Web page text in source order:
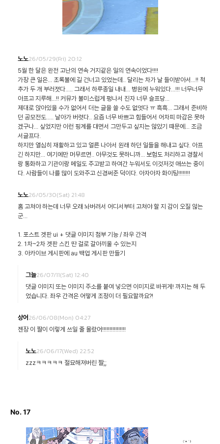
노노26/05/29(Fri) 20:12
5월 한 달은 완전 고난의 연속 거지같은 일의 연속이었다!!!!
가장 큰 일은... 초록불에 길 건너고 있었는데.. 달리는 차가 날 들이받아서...!! 척
추가 두 개 부러졋다..... 그래서 하루종일 내내... 병원에 누워있다...!!! 너무너무
아프고 지루해...!! 커뮤가 불미스럽게 펑나서 진자 너무 슬프당...
제대로 앉아있을 수가 없어서 더는 글을 쓸 수도 없엇다 ㅠ 흑흑... 그래서 준비하
던 공모전도..... 날아가 버렷다.. 요즘 너무 바쁘고 힘들어서 어차피 마감은 못하
겠구나... 싶었지만 이런 핑계를 대면서 그만두고 싶지는 않았기 때문에... 조금
서글프다.
하지만 열심히 재활하고 있고 얼른 나아서 원래 하던 일들을 해내고 싶다. 아프
긴 하지만... 여기에만 머무르면.. 아무것도 못하니까... 보험도 처리하고 경찰서
랑 통화하고 기관이랑 메일도 주고받고 하여간 누워서도 이것저것 애쓰는 중이
다. 사람들이 나를 많이 도와주고 신경써준 덕이다. 아자아자 화이팅!!!!!!!!
노노26/05/30(Sat) 21:48
홈 고쳐야 하는데 너무 오래 놔버려서 어디서부터 고쳐야 할 지 감이 오질 않는
군...
1. 포스트 겟판 ui + 댓글 이미지 첨부 기능 / 좌우 간격
2. 1차~2차 겟판 스킨 딴 걸로 갈아끼울 수 있는지
3. 아카이브 게시판에 au 백업 게시판 만들기
그늘26/07/11(Sat) 12:40
댓글 이미지 또는 이미지 주소를 붙여 넣으면 이미지로 바뀌게! 까지는 해 두
었습니다. 좌우 간격은 어떻게 조정이 더 필요할까요?!
상어26/06/08(Mon) 04:27
젠장 이 짤이 이렇게 쓰일 줄 몰랐어!!!!!!!!!!!!!!!!
노노26/06/17(Wed) 22:52
zzzㅋㅋㅋㅋㅋ 절묘해져버린 짤;;
No. 17